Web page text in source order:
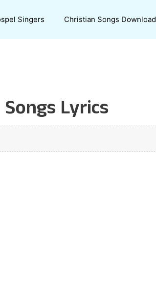
Singers Christian Songs Download
Lyrics